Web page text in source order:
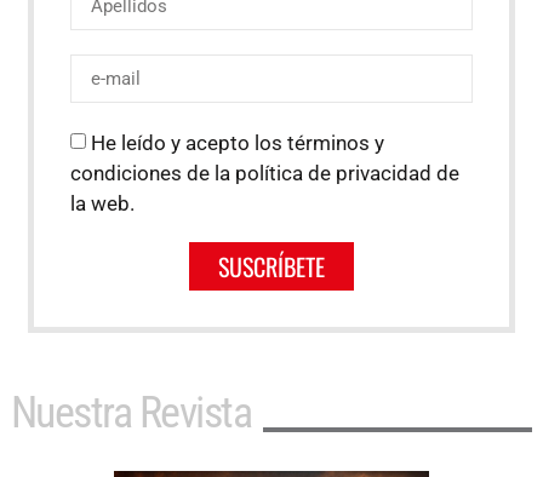
He leído y acepto los términos y
condiciones de la política de privacidad de
la web.
SUSCRÍBETE
Nuestra Revista